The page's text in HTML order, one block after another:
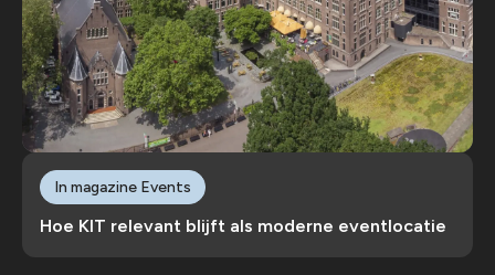
Hoe KIT relevant blijft als moderne eventlocatie
In magazine Events